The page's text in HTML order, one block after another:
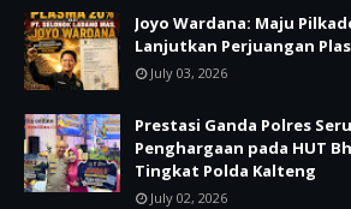
Joyo Wardana: Maju
Lanjutkan Perjuangan
July 03, 2026
Prestasi Ganda Polres
Penghargaan pada HUT
Tingkat Polda Kalteng
July 02, 2026